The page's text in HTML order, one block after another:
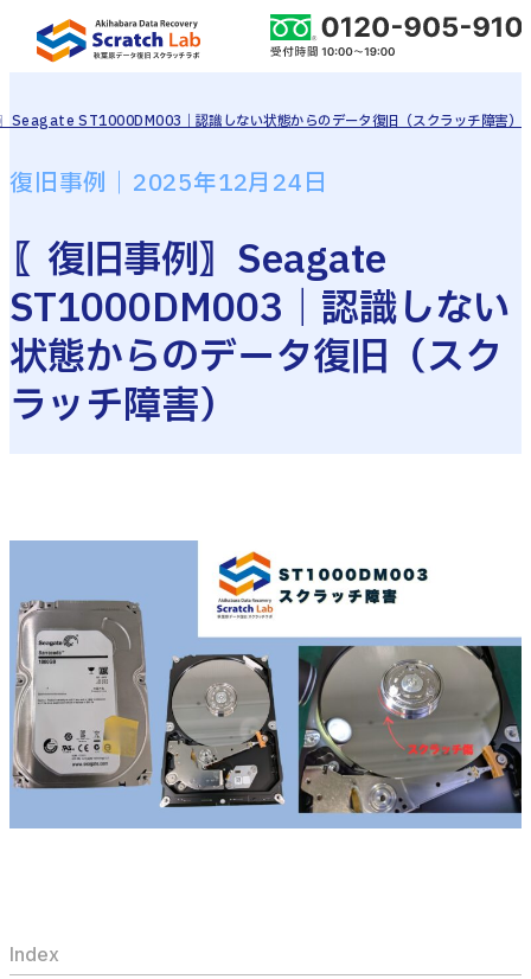
Seagate ST1000DM003｜認識しない状態からのデータ復旧（スクラッチ障害）
〖復旧事例〗Seagate
ST1000DM003｜認識しない
状態からのデータ復旧（スク
ラッチ障害）
復旧事例｜2025年12月24日
Index